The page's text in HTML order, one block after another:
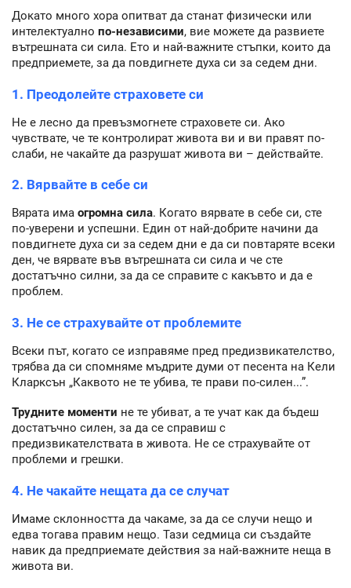
Докато много хора опитват да станат физически или
интелектуално по-независими, вие можете да развиете
вътрешната си сила. Ето и най-важните стъпки, които да
предприемете, за да повдигнете духа си за седем дни.
1. Преодолейте страховете си
Не е лесно да превъзмогнете страховете си. Ако
чувствате, че те контролират живота ви и ви правят по-
слаби, не чакайте да разрушат живота ви – действайте.
2. Вярвайте в себе си
Вярата има огромна сила. Когато вярвате в себе си, сте
по-уверени и успешни. Един от най-добрите начини да
повдигнете духа си за седем дни е да си повтаряте всеки
ден, че вярвате във вътрешната си сила и че сте
достатъчно силни, за да се справите с какъвто и да е
проблем.
3. Не се страхувайте от проблемите
Всеки път, когато се изправяме пред предизвикателство,
трябва да си спомняме мъдрите думи от песента на Кели
Кларксън „Каквото не те убива, те прави по-силен...”.
Трудните моменти не те убиват, а те учат как да бъдеш
достатъчно силен, за да се справиш с
предизвикателствата в живота. Не се страхувайте от
проблеми и грешки.
4. Не чакайте нещата да се случат
Имаме склонността да чакаме, за да се случи нещо и
едва тогава правим нещо. Тази седмица си създайте
навик да предприемате действия за най-важните неща в
живота ви.